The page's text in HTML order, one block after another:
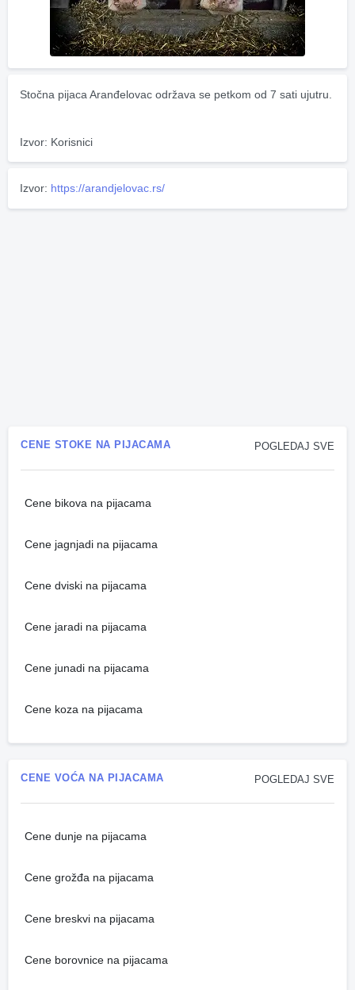
Stočna pijaca Aranđelovac održava se petkom od 7 sati ujutru.
Izvor: Korisnici
Izvor: https://arandjelovac.rs/
POGLEDAJ SVE
CENE STOKE NA PIJACAMA
Cene bikova na pijacama
Cene jagnjadi na pijacama
Cene dviski na pijacama
Cene jaradi na pijacama
Cene junadi na pijacama
Cene koza na pijacama
POGLEDAJ SVE
CENE VOĆA NA PIJACAMA
Cene dunje na pijacama
Cene grožđa na pijacama
Cene breskvi na pijacama
Cene borovnice na pijacama